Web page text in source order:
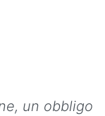
un obbligo